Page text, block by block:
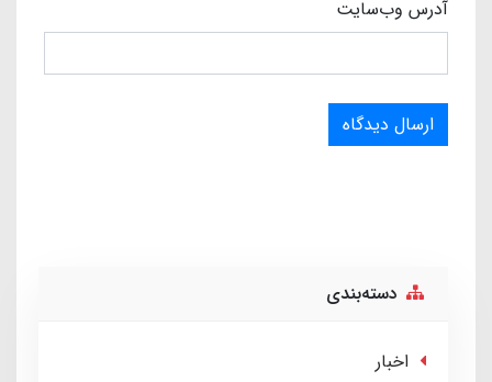
آدرس وب‌سایت
ارسال دیدگاه
دسته‌بندی
اخبار